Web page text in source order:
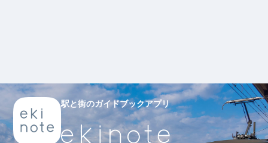
駅と街のガイドブックアプリ